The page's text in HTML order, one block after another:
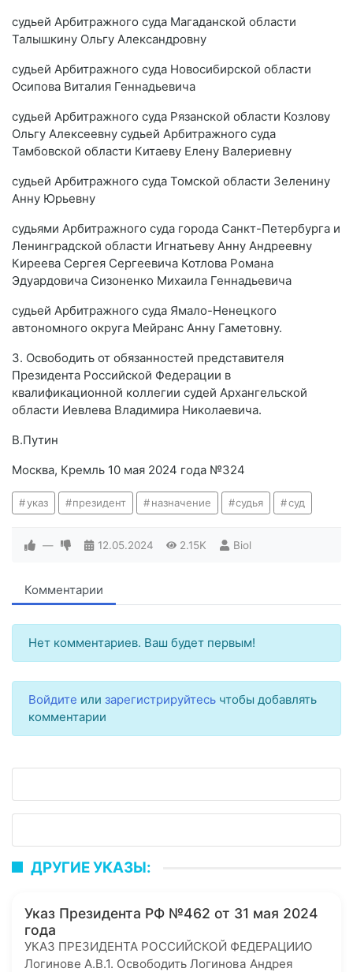
судьей Арбитражного суда Магаданской области
Талышкину Ольгу Александровну
судьей Арбитражного суда Новосибирской области
Осипова Виталия Геннадьевича
судьей Арбитражного суда Рязанской области Козлову
Ольгу Алексеевну судьей Арбитражного суда
Тамбовской области Китаеву Елену Валериевну
судьей Арбитражного суда Томской области Зеленину
Анну Юрьевну
судьями Арбитражного суда города Санкт-Петербурга и
Ленинградской области Игнатьеву Анну Андреевну
Киреева Сергея Сергеевича Котлова Романа
Эдуардовича Сизоненко Михаила Геннадьевича
судьей Арбитражного суда Ямало-Ненецкого
автономного округа Мейранс Анну Гаметовну.
3. Освободить от обязанностей представителя
Президента Российской Федерации в
квалификационной коллегии судей Архангельской
области Иевлева Владимира Николаевича.
В.Путин
Москва, Кремль 10 мая 2024 года №324
указ президент назначение судья суд
— 12.05.2024 2.15K Biol
Комментарии
Нет комментариев. Ваш будет первым!
Войдите или зарегистрируйтесь чтобы добавлять
комментарии
ДРУГИЕ УКАЗЫ:
Указ Президента РФ №462 от 31 мая 2024
года
УКАЗ ПРЕЗИДЕНТА РОССИЙСКОЙ ФЕДЕРАЦИИО
Логинове А.В.1. Освободить Логинова Андрея